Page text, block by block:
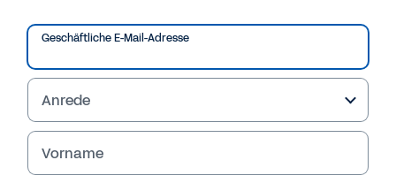
KURZDEMO
Geschäftliche E-Mail-Adresse
Anrede
Vorname